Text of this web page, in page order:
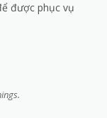
được phục vụ